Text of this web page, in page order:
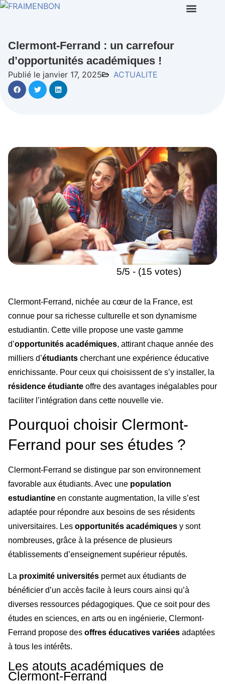
Clermont-Ferrand : un carrefour
d’opportunités académiques !
Publié le janvier 17, 2025 ACTUALITE
5/5 - (15 votes)
Clermont-Ferrand, nichée au cœur de la France, est
connue pour sa richesse culturelle et son dynamisme
estudiantin. Cette ville propose une vaste gamme
d’opportunités académiques, attirant chaque année des
milliers d’étudiants cherchant une expérience éducative
enrichissante. Pour ceux qui choisissent de s’y installer, la
résidence étudiante offre des avantages inégalables pour
faciliter l’intégration dans cette nouvelle vie.
Pourquoi choisir Clermont-
Ferrand pour ses études ?
Clermont-Ferrand se distingue par son environnement
favorable aux étudiants. Avec une population
estudiantine en constante augmentation, la ville s’est
adaptée pour répondre aux besoins de ses résidents
universitaires. Les opportunités académiques y sont
nombreuses, grâce à la présence de plusieurs
établissements d’enseignement supérieur réputés.
La proximité universités permet aux étudiants de
bénéficier d’un accès facile à leurs cours ainsi qu’à
diverses ressources pédagogiques. Que ce soit pour des
études en sciences, en arts ou en ingénierie, Clermont-
Ferrand propose des offres éducatives variées adaptées
à tous les intérêts.
Les atouts académiques de
Clermont-Ferrand